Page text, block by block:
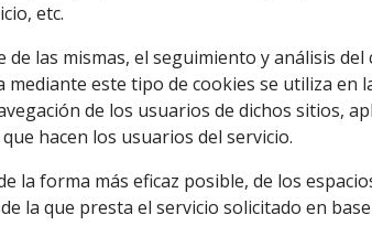
etc.
las mismas, el seguimiento y análisis
este tipo de cookies se utiliza en
de los usuarios de dichos sitios,
hacen los usuarios del servicio.
la forma más eficaz posible, de los
la que presta el servicio solicitado en